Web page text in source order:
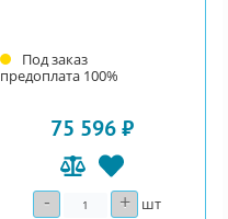
Под заказ
предоплата 100%
75 596 ₽
- Количество+ шт